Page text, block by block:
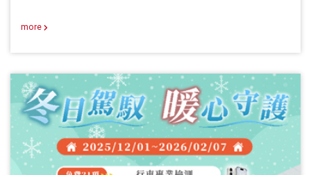
more